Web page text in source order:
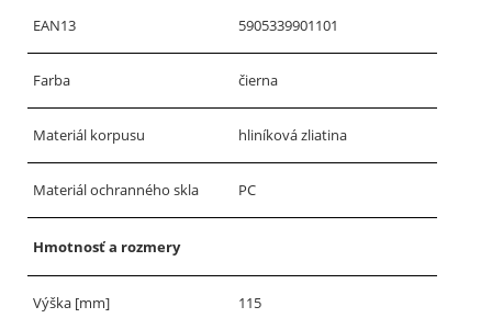
EAN13 5905339901101
Farba čierna
Materiál korpusu hliníková zliatina
Materiál ochranného skla PC
Hmotnosť a rozmery
Výška [mm] 115